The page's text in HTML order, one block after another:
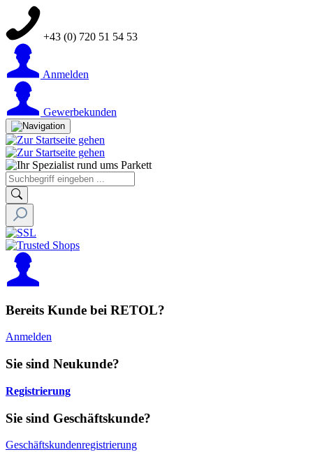
+43 (0) 720 51 54 53
Anmelden
Gewerbekunden
Bereits Kunde bei RETOL?
Anmelden
Sie sind Neukunde?
Registrierung
Sie sind Geschäftskunde?
Geschäftskundenregistrierung